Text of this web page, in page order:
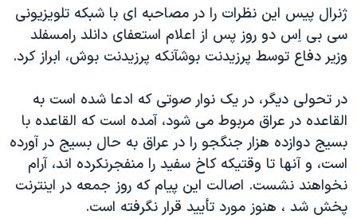
علم و فناوری
اسرائیل در جنگ
آرشیو پخش زنده
رمز مهسا
ورزش زنان در ایران
مجموعه مستندهای دادخواهی
تریبونال مردمی آبان ۹۸
دادگاه حمید نوری
چهل سال گروگان‌گیری
زبانهای مختلف
ژنرال پيس اين نظرات را در مصاحبه ای با شبکه تلويزيونی
سی بی اِس دو روز پس از اعلام استعفای دانلد رامسفلد
وزير دفاع توسط پرزيدنت بوشآنکه پرزيدنت بوش، ابراز کرد.
در تحولی ديگر، در يک نوار صوتی که ادعا شده است به
القاعده در عراق مربوط می شود، آمده است که القاعده با
بسيج دوازده هزار جنگجو را در عراق به حال بسيج در آورده
است، و آنها تا وقتيکه کاخ سفيد را منفجرنکرده اند، آرام
نخواهند نشست. اصالت اين پيام که روز جمعه در اينترنت
پخش شد ، هنوز مورد تأييد قرار نگرفته است.